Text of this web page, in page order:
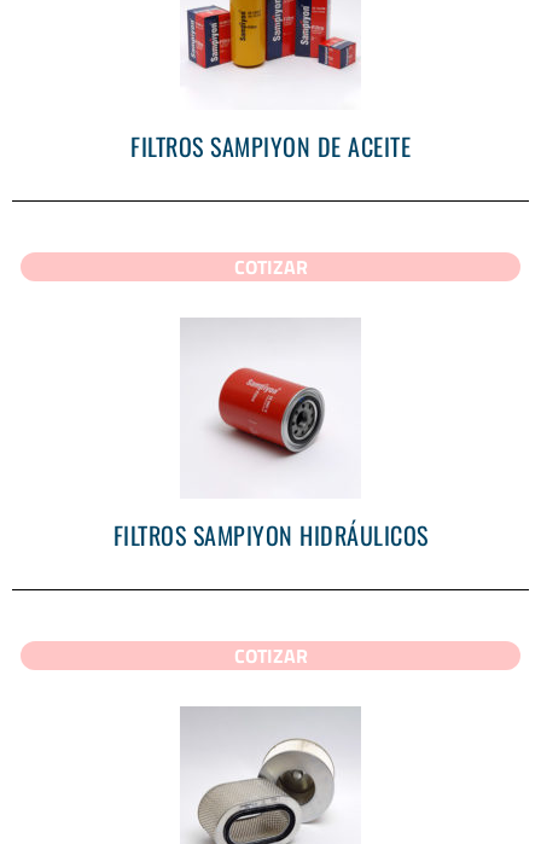
FILTROS SAMPIYON DE ACEITE
COTIZAR
FILTROS SAMPIYON HIDRÁULICOS
COTIZAR